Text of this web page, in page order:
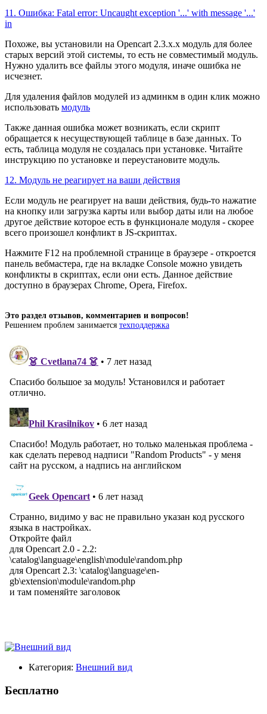
11. Ошибка: Fatal error: Uncaught exception '...' with message '...'
in
Похоже, вы установили на Opencart 2.3.x.x модуль для более
старых версий этой системы, то есть не совместимый модуль.
Нужно удалить все файлы этого модуля, иначе ошибка не
исчезнет.
Для удаления файлов модулей из админкм в один клик можно
использовать модуль
Также данная ошибка может возникать, если скрипт
обращается к несуществующей таблице в базе данных. То
есть, таблица модуля не создалась при установке. Читайте
инструкцию по установке и переустановите модуль.
12. Модуль не реагирует на ваши действия
Если модуль не реагирует на ваши действия, будь-то нажатие
на кнопку или загрузка карты или выбор даты или на любое
другое действие которое есть в функционале модуля - скорее
всего произошел конфликт в JS-скриптах.
Нажмите F12 на проблемной странице в браузере - откроется
панель вебмастера, где на вкладке Console можно увидеть
конфликты в скриптах, если они есть. Данное действие
доступно в браузерах Chrome, Opera, Firefox.
Это раздел отзывов, комментариев и вопросов!
Решением проблем занимается техподдержка
Категория: Внешний вид
Бесплатно